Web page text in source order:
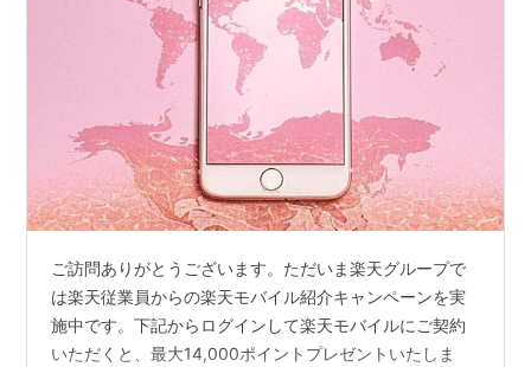
ご訪問ありがとうございます。ただいま楽天グループで
は楽天従業員からの楽天モバイル紹介キャンペーンを実
施中です。下記からログインして楽天モバイルにご契約
いただくと、最大14,000ポイントプレゼントいたしま